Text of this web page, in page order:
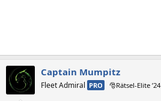
Captain Mumpitz
Fleet Admiral PRO 🎅Rätsel-Elite ’24